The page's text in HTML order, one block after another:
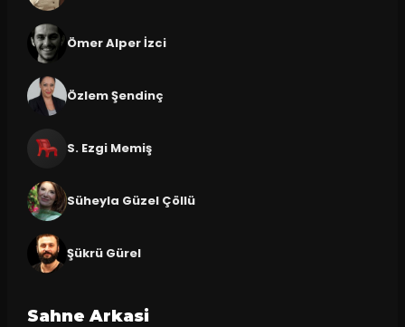
Ömer Alper İzci
Özlem Şendinç
S. Ezgi Memiş
Süheyla Güzel Çöllü
Şükrü Gürel
Sahne Arkasi